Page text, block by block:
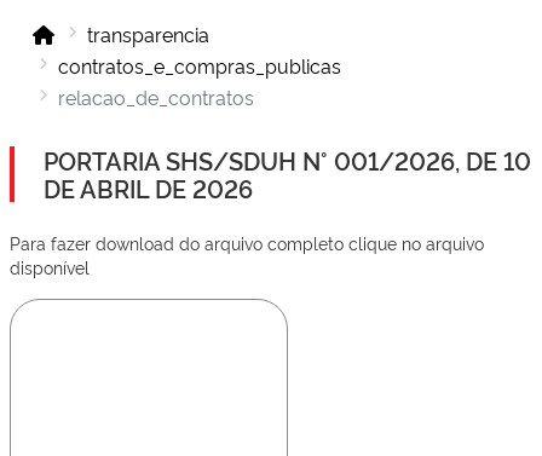
transparencia
contratos_e_compras_publicas
relacao_de_contratos
PORTARIA SHS/SDUH N° 001/2026, DE 10
DE ABRIL DE 2026
Para fazer download do arquivo completo clique no arquivo
disponível